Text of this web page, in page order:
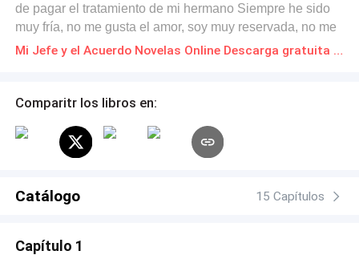
de pagar el tratamiento de mi hermano Siempre he sido
muy fría, no me gusta el amor, soy muy reservada, no me
caía bien mi jefe, asique quien iba a pensar que
Mi Jefe y el Acuerdo Novelas Online Descarga gratuita de PDF
Comparitr los libros en:
Catálogo 15 Capítulos
Capítulo 1